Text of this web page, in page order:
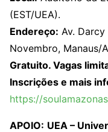
(EST/UEA).
Endereço: Av.
Novembro, Manaus/
Gratuito. Vagas
Inscrições e mais
https://
APOIO: UEA –